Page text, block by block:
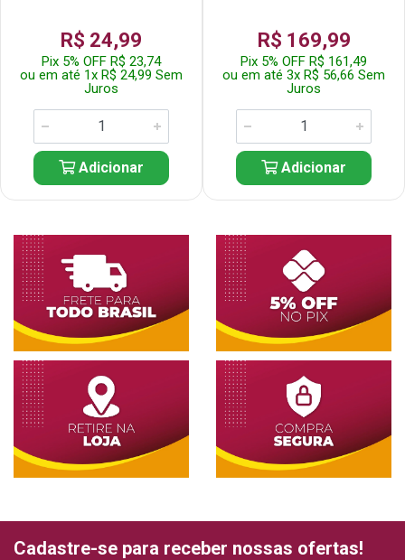
R$ 24,99
Pix 5% OFF R$ 23,74
ou em até 1x R$ 24,99 Sem
Juros
Adicionar
R$ 169,99
Pix 5% OFF R$ 161,49
ou em até 3x R$ 56,66 Sem
Juros
Adicionar
Cadastre-se para receber nossas ofertas!